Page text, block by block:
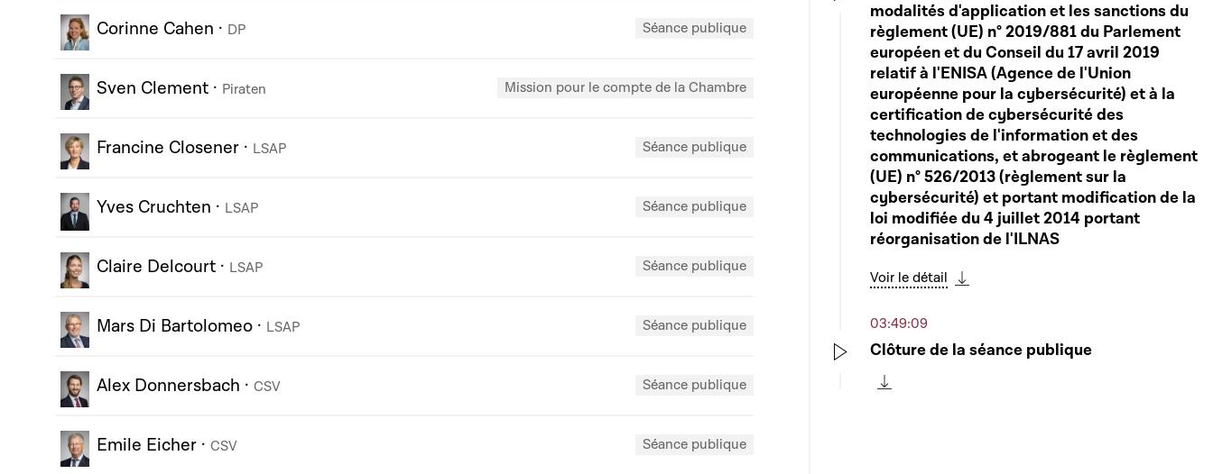
Corinne Cahen · DP Séance publique
Sven Clement · Piraten Mission pour le compte de la Chambre
Francine Closener · LSAP Séance publique
Yves Cruchten · LSAP Séance publique
Claire Delcourt · LSAP Séance publique
Mars Di Bartolomeo · LSAP Séance publique
Alex Donnersbach · CSV Séance publique
Emile Eicher · CSV Séance publique
modalités d'application et les sanctions du
règlement (UE) n° 2019/881 du Parlement
européen et du Conseil du 17 avril 2019
relatif à l'ENISA (Agence de l'Union
européenne pour la cybersécurité) et à la
certification de cybersécurité des
technologies de l'information et des
communications, et abrogeant le règlement
(UE) n° 526/2013 (règlement sur la
cybersécurité) et portant modification de la
loi modifiée du 4 juillet 2014 portant
réorganisation de l'ILNAS
Voir le détail
Play
03:49:09
Clôture de la séance publique